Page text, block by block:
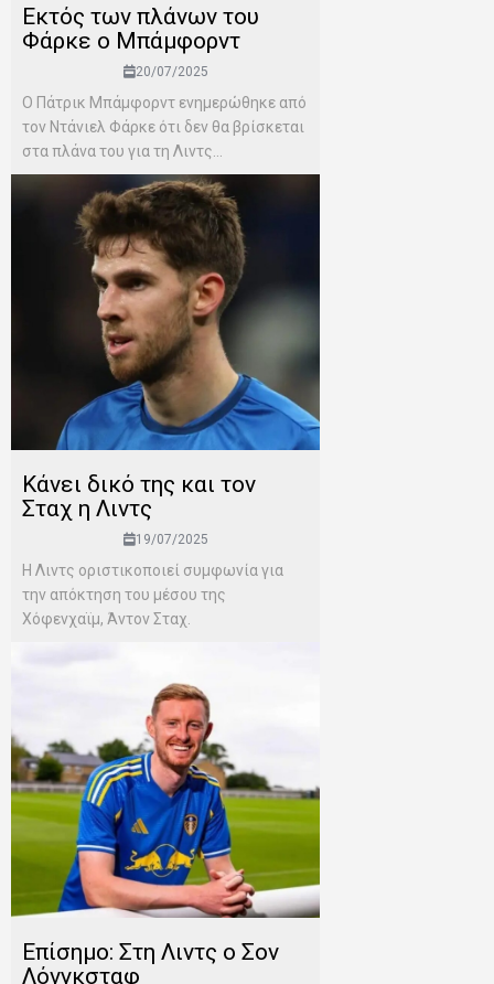
Εκτός των πλάνων του
Φάρκε ο Μπάμφορντ
20/07/2025
Ο Πάτρικ Μπάμφορντ ενημερώθηκε από
τον Ντάνιελ Φάρκε ότι δεν θα βρίσκεται
στα πλάνα του για τη Λιντς...
Κάνει δικό της και τον
Σταχ η Λιντς
19/07/2025
Η Λιντς οριστικοποιεί συμφωνία για
την απόκτηση του μέσου της
Χόφενχαϊμ, Άντον Σταχ.
Επίσημο: Στη Λιντς ο Σον
Λόνγκσταφ